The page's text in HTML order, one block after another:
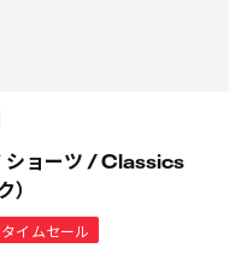
ショーツ / Classics
イムセール